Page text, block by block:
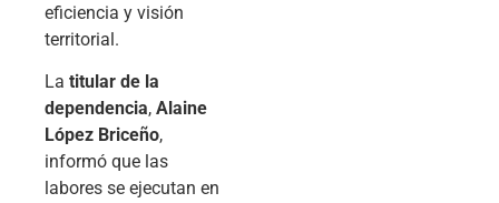
eficiencia y visión
territorial.
La titular de la
dependencia, Alaine
López Briceño,
informó que las
labores se ejecutan en